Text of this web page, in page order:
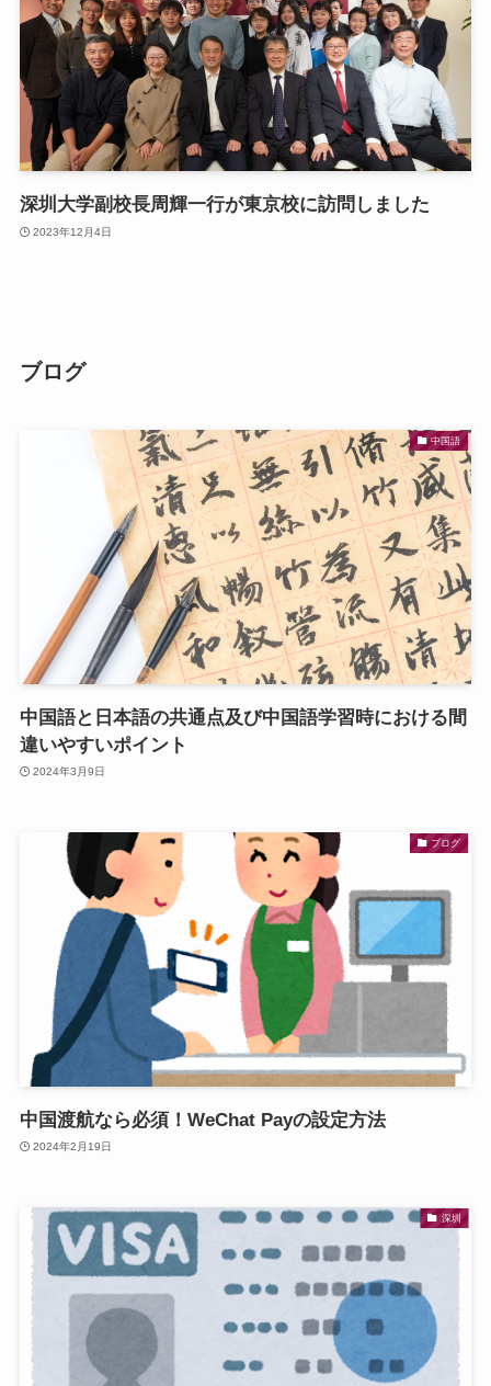
深圳大学副校長周輝一行が東京校に訪問しました
2023年12月4日
ブログ
中国語
中国語と日本語の共通点及び中国語学習時における間
違いやすいポイント
2024年3月9日
ブログ
中国渡航なら必須！WeChat Payの設定方法
2024年2月19日
深圳